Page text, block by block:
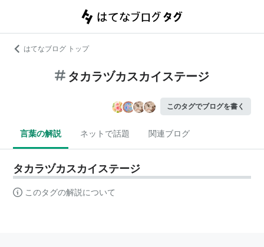
はてなブログ トップ
タカラヅカスカイステージ
このタグでブログを書く
言葉の解説 ネットで話題 関連ブログ
タカラヅカスカイステージ
このタグの解説について